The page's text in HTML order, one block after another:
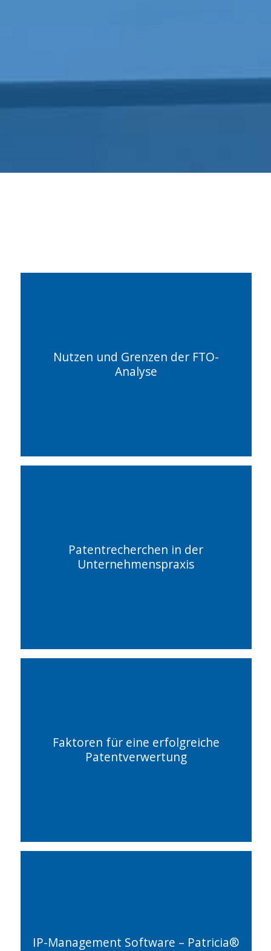
Nutzen und Grenzen der FTO-
Analyse
Patentrecherchen in der
Unternehmenspraxis
Faktoren für eine erfolgreiche
Patentverwertung
IP-Management Software – Patricia®